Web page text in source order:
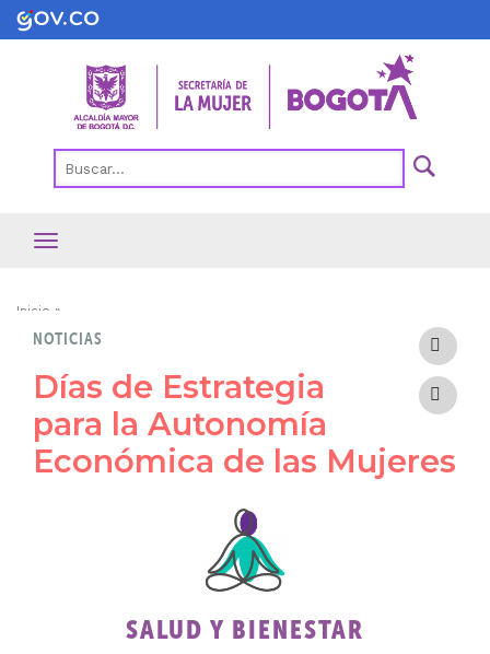
Pasar
al
Ruta
de
navegación
Inicio
NOTICIAS
Días de Estrategia
para la Autonomía
Económica de las Mujeres
SALUD Y BIENESTAR